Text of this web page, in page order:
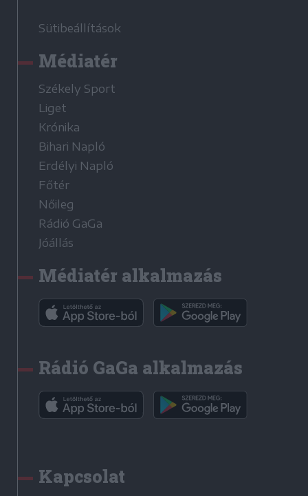
Sütibeállítások
Médiatér
Székely Sport
Liget
Krónika
Bihari Napló
Erdélyi Napló
Főtér
Nőileg
Rádió GaGa
Jóállás
Médiatér alkalmazás
Rádió GaGa alkalmazás
Kapcsolat